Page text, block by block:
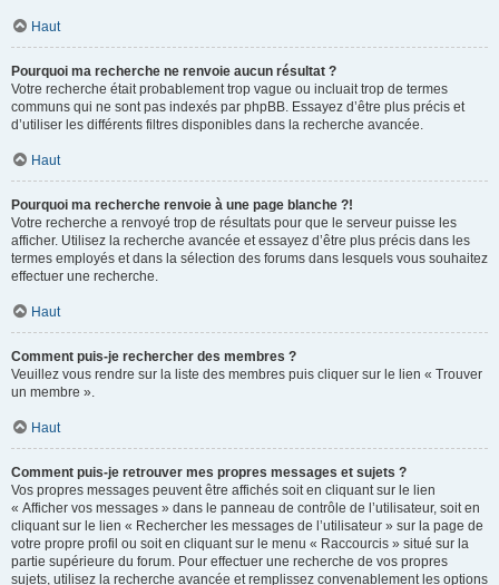
Haut
Pourquoi ma recherche ne renvoie aucun résultat ?
Votre recherche était probablement trop vague ou incluait trop de termes
communs qui ne sont pas indexés par phpBB. Essayez d’être plus précis et
d’utiliser les différents filtres disponibles dans la recherche avancée.
Haut
Pourquoi ma recherche renvoie à une page blanche ?!
Votre recherche a renvoyé trop de résultats pour que le serveur puisse les
afficher. Utilisez la recherche avancée et essayez d’être plus précis dans les
termes employés et dans la sélection des forums dans lesquels vous souhaitez
effectuer une recherche.
Haut
Comment puis-je rechercher des membres ?
Veuillez vous rendre sur la liste des membres puis cliquer sur le lien « Trouver
un membre ».
Haut
Comment puis-je retrouver mes propres messages et sujets ?
Vos propres messages peuvent être affichés soit en cliquant sur le lien
« Afficher vos messages » dans le panneau de contrôle de l’utilisateur, soit en
cliquant sur le lien « Rechercher les messages de l’utilisateur » sur la page de
votre propre profil ou soit en cliquant sur le menu « Raccourcis » situé sur la
partie supérieure du forum. Pour effectuer une recherche de vos propres
sujets, utilisez la recherche avancée et remplissez convenablement les options